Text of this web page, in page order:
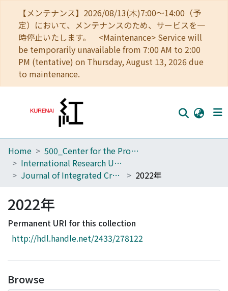
【メンテナンス】2026/08/13(木)7:00～14:00（予
定）において、メンテナンスのため、サービスを一
時停止いたします。 <Maintenance> Service will
be temporarily unavailable from 7:00 AM to 2:00
PM (tentative) on Thursday, August 13, 2026 due
to maintenance.
Home
Communities
Download Ranking
Access Statistics
Home
500_Center for the Promotion of Interdisciplinary Education and Research
International Research Unit of Future Creationology
Journal of Integrated Creative Studies
2022年
2022年
Permanent URI for this collection
http://hdl.handle.net/2433/278122
Browse